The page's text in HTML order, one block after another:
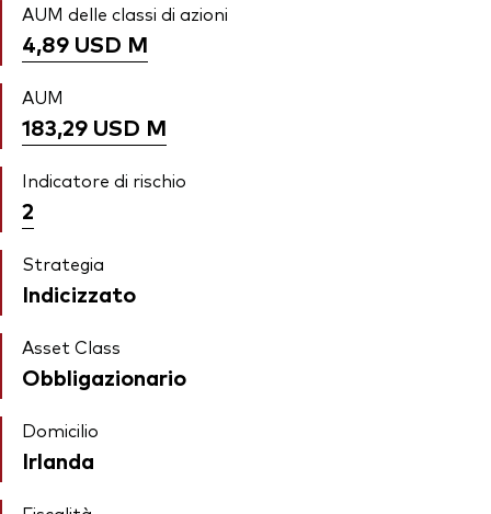
AUM delle classi di azioni
4,89 USD M
AUM
183,29 USD M
Indicatore di rischio
2
Strategia
Indicizzato
Asset Class
Obbligazionario
Domicilio
Irlanda